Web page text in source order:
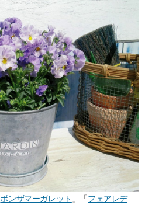
ボンザマーガレット 」「フェアレデ